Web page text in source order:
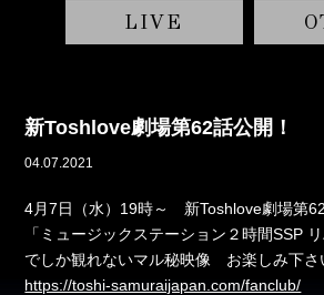
LIVE
新Toshlove劇場第62話公開！
04.07.2021
4月7日（水）19時～ 新Toshlove劇場第62
「ミュージックステーション２時間SSP
でしか観れないマル秘映像 お楽しみ下さ
https://toshi-samuraijapan.com/fanclub/